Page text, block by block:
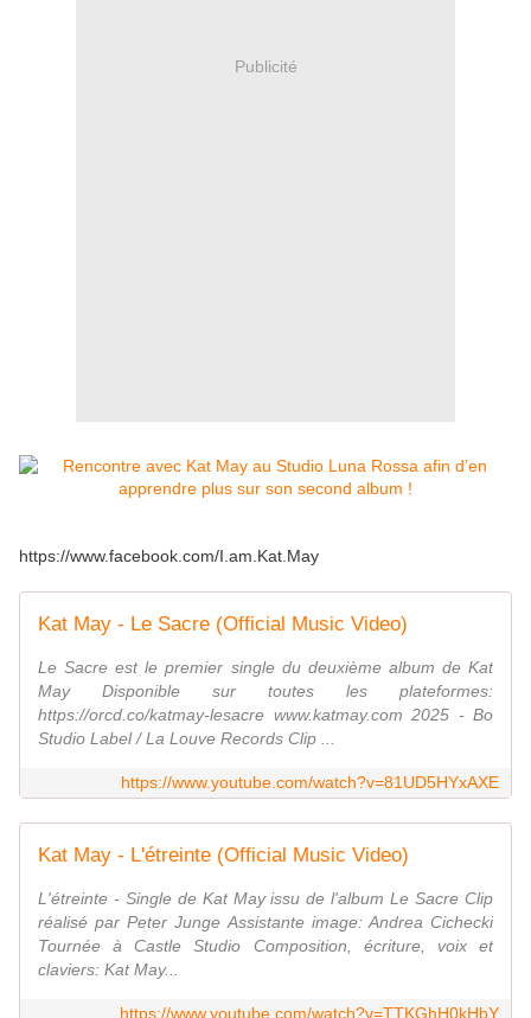
Publicité
https://www.facebook.com/I.am.Kat.May
Kat May - Le Sacre (Official Music Video)
Le Sacre est le premier single du deuxième album de Kat
May Disponible sur toutes les plateformes:
https://orcd.co/katmay-lesacre www.katmay.com 2025 - Bo
Studio Label / La Louve Records Clip ...
https://www.youtube.com/watch?v=81UD5HYxAXE
Kat May - L'étreinte (Official Music Video)
L'étreinte - Single de Kat May issu de l'album Le Sacre Clip
réalisé par Peter Junge Assistante image: Andrea Cichecki
Tournée à Castle Studio Composition, écriture, voix et
claviers: Kat May...
https://www.youtube.com/watch?v=TTKGhH0kHbY